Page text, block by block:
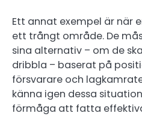
Ett annat exempel är när
ett trångt område. De
sina alternativ – om de
dribbla – baserat på
försvarare och
känna igen dessa
förmåga att fatta